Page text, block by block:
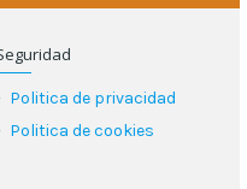
Politica de privacidad
Politica de cookies